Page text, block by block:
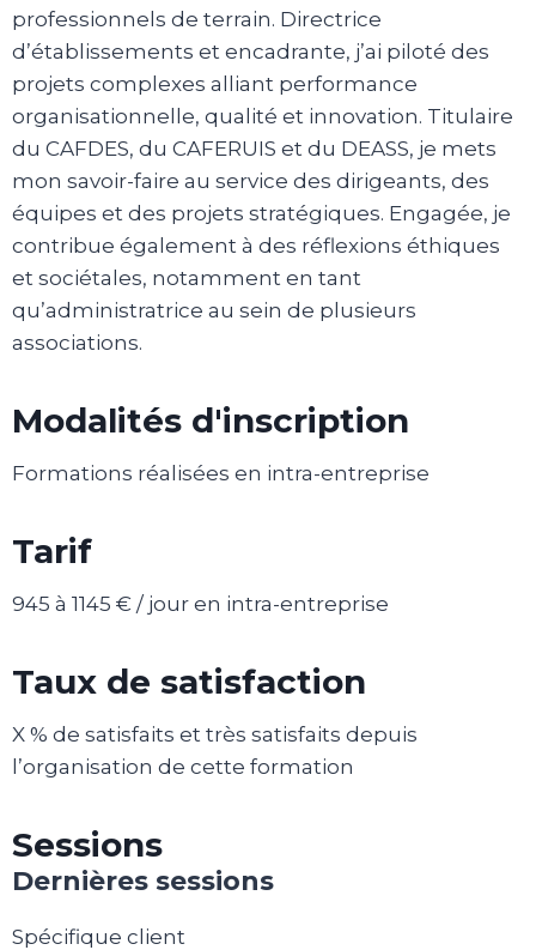
professionnels de terrain. Directrice
d’établissements et encadrante, j’ai piloté des
projets complexes alliant performance
organisationnelle, qualité et innovation. Titulaire
du CAFDES, du CAFERUIS et du DEASS, je mets
mon savoir-faire au service des dirigeants, des
équipes et des projets stratégiques. Engagée, je
contribue également à des réflexions éthiques
et sociétales, notamment en tant
qu’administratrice au sein de plusieurs
associations.
Modalités d'inscription
Formations réalisées en intra-entreprise
Tarif
945 à 1145 € / jour en intra-entreprise
Taux de satisfaction
X % de satisfaits et très satisfaits depuis
l’organisation de cette formation
Sessions
Dernières sessions
Spécifique client